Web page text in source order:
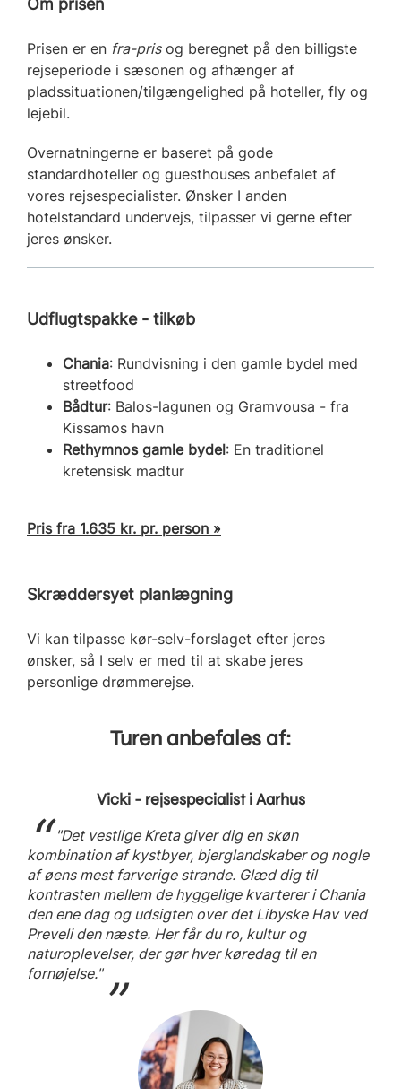
Om prisen
Prisen er en fra-prisog beregnet på den billigste
rejseperiode i sæsonen og afhænger af
pladssituationen/tilgængelighed på hoteller, fly og
lejebil.
Overnatningerne er baseret på gode
standardhoteller og guesthouses anbefalet af
vores rejsespecialister. Ønsker I anden
hotelstandard undervejs, tilpasser vi gerne efter
jeres ønsker.
Udflugtspakke - tilkøb
Chania: Rundvisning i den gamle bydel med
streetfood
Bådtur: Balos-lagunen og Gramvousa - fra
Kissamos havn
Rethymnos gamle bydel: En traditionel
kretensisk madtur
Pris fra 1.635 kr. pr. person »
Skræddersyet planlægning
Vi kan tilpasse kør-selv-forslaget efter jeres
ønsker, så I selv er med til at skabe jeres
personlige drømmerejse.
Turen anbefales af:
Vicki - rejsespecialist i Aarhus
"Det vestlige Kreta giver dig en skøn
kombination af kystbyer, bjerglandskaber og nogle
af øens mest farverige strande. Glæd dig til
kontrasten mellem de hyggelige kvarterer i Chania
den ene dag og udsigten over det Libyske Hav ved
Preveli den næste. Her får du ro, kultur og
naturoplevelser, der gør hver køredag til en
fornøjelse."